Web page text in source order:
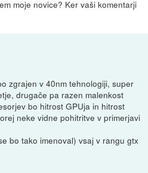
moje novice? Ker vaši komentarji
zgrajen v 40nm tehnologiji, super
drugače pa razen malenkost
bo hitrost GPUja in hitrost
neke vidne pohitritve v primerjavi
bo tako imenoval) vsaj v rangu gtx